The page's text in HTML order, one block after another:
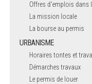
Offres d'emplois dans
La mission locale
La bourse au permis
URBANISME
Horaires tontes et
Démarches travaux
Le permis de louer